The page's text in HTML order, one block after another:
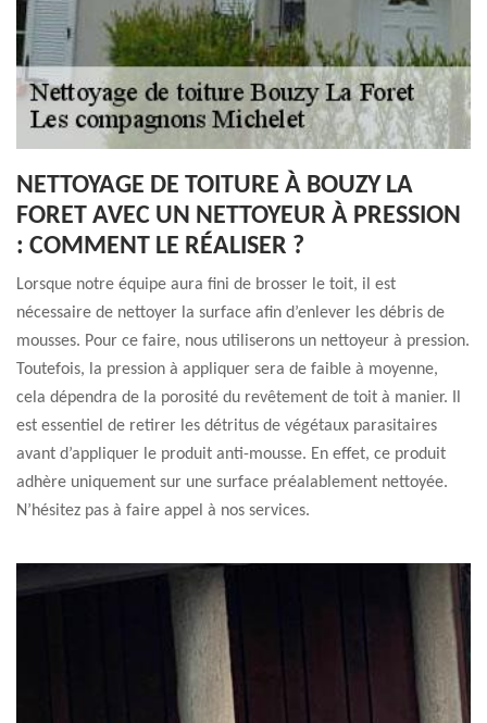
NETTOYAGE DE TOITURE À BOUZY LA
FORET AVEC UN NETTOYEUR À PRESSION
: COMMENT LE RÉALISER ?
Lorsque notre équipe aura fini de brosser le toit, il est
nécessaire de nettoyer la surface afin d’enlever les débris de
mousses. Pour ce faire, nous utiliserons un nettoyeur à pression.
Toutefois, la pression à appliquer sera de faible à moyenne,
cela dépendra de la porosité du revêtement de toit à manier. Il
est essentiel de retirer les détritus de végétaux parasitaires
avant d’appliquer le produit anti-mousse. En effet, ce produit
adhère uniquement sur une surface préalablement nettoyée.
N’hésitez pas à faire appel à nos services.